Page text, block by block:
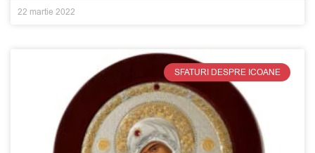
22 martie 2022
SFATURI DESPRE ICOANE